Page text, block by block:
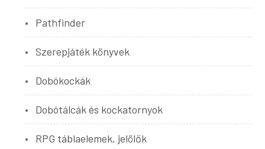
Pathfinder
Szerepjáték könyvek
Dobókockák
Dobótálcák és kockatornyok
RPG táblaelemek, jelölők